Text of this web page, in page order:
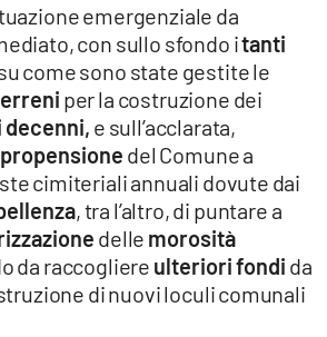
emergenziale da
con sullo sfondo itanti
come sono state gestite le
per la costruzione dei
decenni, e sull’acclarata,
del Comune a
cimiteriali annuali dovute dai
, tra l’altro, di puntare a
delle morosità
da raccogliere ulteriori fondi da
di nuovi loculi comunali